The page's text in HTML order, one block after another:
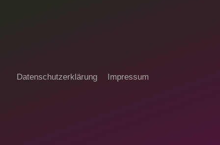
Datenschutzerklärung Impressum